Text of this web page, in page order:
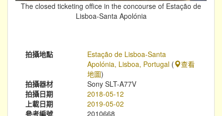
The closed ticketing office in the concourse of Estação de
Lisboa-Santa Apolónia
拍攝地點
Estação de Lisboa-Santa
Apolónia, Lisboa, Portugal (
查看
地圖)
拍攝器材
Sony SLT-A77V
拍攝日期
2018-05-12
上載日期
2019-05-02
參考編號
2010668